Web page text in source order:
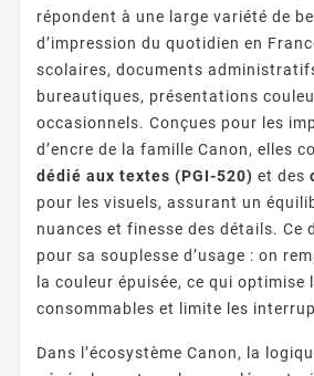
répondent à une large variété de
d’impression du quotidien en
scolaires, documents
bureautiques, présentations
occasionnels. Conçues pour les
d’encre de la famille Canon, elles
dédié aux textes (PGI-520) et des
pour les visuels, assurant un
nuances et finesse des détails. Ce
pour sa souplesse d’usage : on
la couleur épuisée, ce qui optimise
consommables et limite les
Dans l’écosystème Canon, la